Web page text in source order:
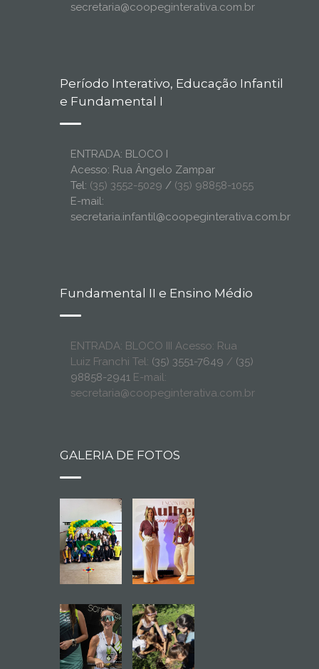
secretaria@coopeginterativa.com.br
Período Interativo, Educação Infantil
e Fundamental I
ENTRADA: BLOCO I
Acesso: Rua Ângelo Zampar
Tel: (35) 3552-5029 / (35) 98858-1055
E-mail:
secretaria.infantil@coopeginterativa.com.br
Fundamental II e Ensino Médio
ENTRADA: BLOCO III Acesso: Rua
Luiz Franchi Tel: (35) 3551-7649 / (35)
98858-2941 E-mail:
secretaria@coopeginterativa.com.br
GALERIA DE FOTOS